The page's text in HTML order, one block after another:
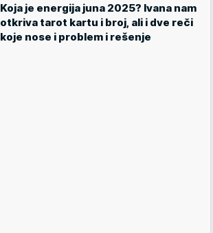
Koja je energija juna 2025? Ivana nam
otkriva tarot kartu i broj, ali i dve reči
koje nose i problem i rešenje